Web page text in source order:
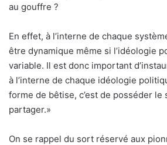
au gouffre ?
En effet, à l’interne de chaque
être dynamique même si l’idéologie
variable. Il est donc important
à l’interne de chaque idéologie
forme de bêtise, c’est de posséder le
partager.»
On se rappel du sort réservé aux